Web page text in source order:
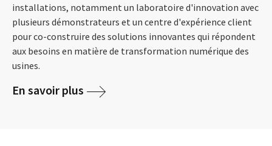
installations, notamment un laboratoire d'innovation avec
plusieurs démonstrateurs et un centre d'expérience client
pour co-construire des solutions innovantes qui répondent
aux besoins en matière de transformation numérique des
usines.
En savoir plus